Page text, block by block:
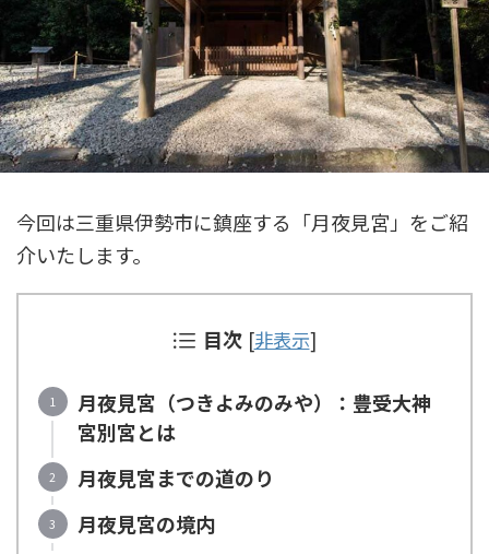
今回は三重県伊勢市に鎮座する「月夜見宮」をご紹
介いたします。
目次 [非表示]
月夜見宮（つきよみのみや）：豊受大神
宮別宮とは
月夜見宮までの道のり
月夜見宮の境内